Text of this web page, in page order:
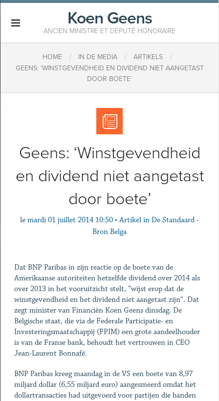
Koen Geens
ANCIEN MINISTRE ET DÉPUTÉ HONORAIRE
HOME / IN DE MEDIA / ARTIKELS /
GEENS: ‘WINSTGEVENDHEID EN DIVIDEND NIET AANGETAST
DOOR BOETE’
Geens: ‘Winstgevendheid
en dividend niet aangetast
door boete’
le mardi 01 juillet 2014 10:50 • Artikel in De Standaard -
Bron Belga
Dat BNP Paribas in zijn reactie op de boete van de
Amerikaanse autoriteiten hetzelfde dividend over 2014 als
over 2013 in het vooruitzicht stelt, “wijst erop dat de
winstgevendheid en het dividend niet aangetast zijn”. Dat
zegt minister van Financiën Koen Geens dinsdag. De
Belgische staat, die via de Federale Participatie- en
Investeringsmaatschappij (FPIM) een grote aandeelhouder
is van de Franse bank, behoudt het vertrouwen in CEO
Jean-Laurent Bonnafé.
BNP Paribas kreeg maandag in de VS een boete van 8,97
miljard dollar (6,55 miljard euro) aangesmeerd omdat het
dollartransacties had uitgevoerd voor partijen die banden